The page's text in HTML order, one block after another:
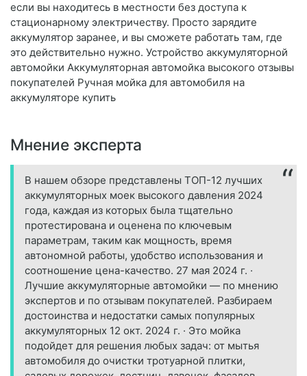
если вы находитесь в местности без доступа к
стационарному электричеству. Просто зарядите
аккумулятор заранее, и вы сможете работать там, где
это действительно нужно. Устройство аккумуляторной
автомойки Аккумуляторная автомойка высокого отзывы
покупателей Ручная мойка для автомобиля на
аккумуляторе купить
Мнение эксперта
В нашем обзоре представлены ТОП-12 лучших
аккумуляторных моек высокого давления 2024
года, каждая из которых была тщательно
протестирована и оценена по ключевым
параметрам, таким как мощность, время
автономной работы, удобство использования и
соотношение цена-качество. 27 мая 2024 г. ·
Лучшие аккумуляторные автомойки — по мнению
экспертов и по отзывам покупателей. Разбираем
достоинства и недостатки самых популярных
аккумуляторных 12 окт. 2024 г. · Это мойка
подойдет для решения любых задач: от мытья
автомобиля до очистки тротуарной плитки,